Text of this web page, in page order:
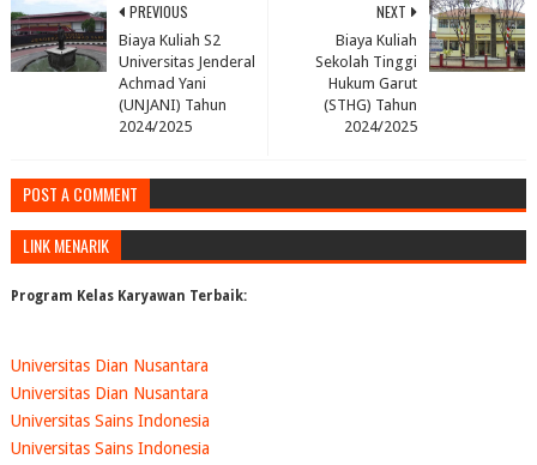
NEXT
Biaya Kuliah
Sekolah Tinggi
Hukum Garut
(STHG) Tahun
2024/2025
PREVIOUS
Biaya Kuliah S2
Universitas Jenderal
Achmad Yani
(UNJANI) Tahun
2024/2025
POST A COMMENT
LINK MENARIK
Program Kelas Karyawan Terbaik:
Universitas Dian Nusantara
Universitas Dian Nusantara
Universitas Sains Indonesia
Universitas Sains Indonesia